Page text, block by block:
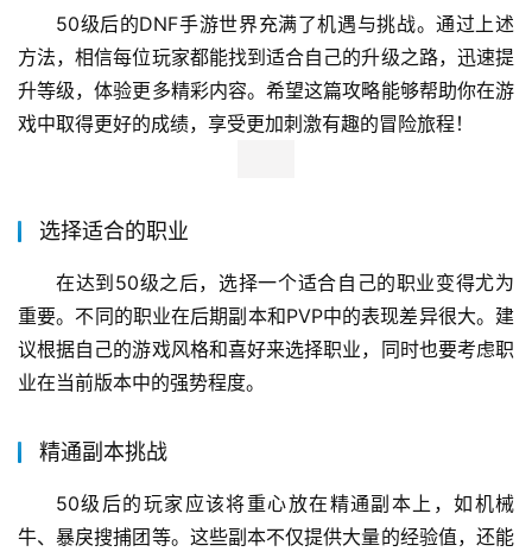
50级后的DNF手游世界充满了机遇与挑战。通过上述
方法，相信每位玩家都能找到适合自己的升级之路，迅速提
升等级，体验更多精彩内容。希望这篇攻略能够帮助你在游
戏中取得更好的成绩，享受更加刺激有趣的冒险旅程！
选择适合的职业
在达到50级之后，选择一个适合自己的职业变得尤为
重要。不同的职业在后期副本和PVP中的表现差异很大。建
议根据自己的游戏风格和喜好来选择职业，同时也要考虑职
业在当前版本中的强势程度。
精通副本挑战
50级后的玩家应该将重心放在精通副本上，如机械
牛、暴戾搜捕团等。这些副本不仅提供大量的经验值，还能